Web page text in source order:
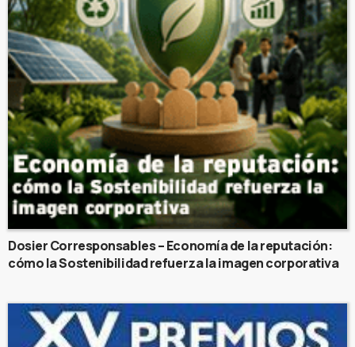
Dosier Corresponsables – Economía de la reputación:
cómo la Sostenibilidad refuerza la imagen corporativa